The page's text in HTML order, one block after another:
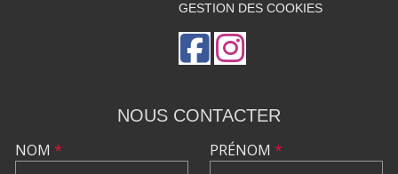
GESTION DES COOKIES
NOUS CONTACTER
NOM * PRÉNOM *